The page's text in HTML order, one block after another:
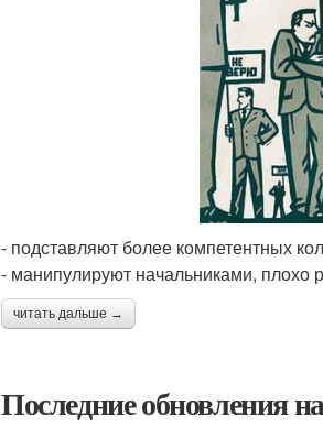
- подставляют более компетентных
- манипулируют начальниками,
читать дальше →
Последние обновления